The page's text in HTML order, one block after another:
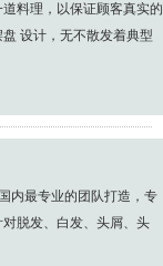
料理，以保证顾客真实的
设计，无不散发着典型
内最专业的团队打造，专
脱发、白发、头屑、头